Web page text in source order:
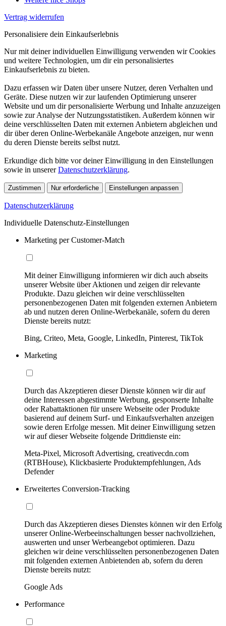
Vertrag widerrufen
Personalisiere dein Einkaufserlebnis
Nur mit deiner individuellen Einwilligung verwenden wir Cookies
und weitere Technologien, um dir ein personalisiertes
Einkaufserlebnis zu bieten.
Dazu erfassen wir Daten über unsere Nutzer, deren Verhalten und
Geräte. Diese nutzen wir zur laufenden Optimierung unserer
Website und um dir personalisierte Werbung und Inhalte anzuzeigen
sowie zur Analyse der Nutzungsstatistiken. Außerdem können wir
deine verschlüsselten Daten mit externen Anbietern abgleichen und
dir über deren Online-Werbekanäle Angebote anzeigen, nur wenn
du deren Dienste bereits selbst nutzt.
Erkundige dich bitte vor deiner Einwilligung in den Einstellungen
sowie in unsererDatenschutzerklärung.
Zustimmen Nur erforderliche Einstellungen anpassen
Datenschutzerklärung
Individuelle Datenschutz-Einstellungen
Marketing per Customer-Match
Mit deiner Einwilligung informieren wir dich auch abseits
unserer Website über Aktionen und zeigen dir relevante
Produkte. Dazu gleichen wir deine verschlüsselten
personenbezogenen Daten mit folgenden externen Anbietern
ab und nutzen deren Online-Werbekanäle, sofern du deren
Dienste bereits nutzt:
Bing, Criteo, Meta, Google, LinkedIn, Pinterest, TikTok
Marketing
Durch das Akzeptieren dieser Dienste können wir dir auf
deine Interessen abgestimmte Werbung, gesponserte Inhalte
oder Rabattaktionen für unsere Webseite oder Produkte
basierend auf deinem Surf- und Einkaufsverhalten anzeigen
sowie deren Erfolge messen. Mit deiner Einwilligung setzen
wir auf dieser Webseite folgende Drittdienste ein:
Meta-Pixel, Microsoft Advertising, creativecdn.com
(RTBHouse), Klickbasierte Produktempfehlungen, Ads
Defender
Erweitertes Conversion-Tracking
Durch das Akzeptieren dieses Dienstes können wir den Erfolg
unserer Online-Werbeeinschaltungen besser nachvollziehen,
auswerten und unser Werbeangebot optimieren. Dazu
gleichen wir deine verschlüsselten personenbezogenen Daten
mit folgenden externen Anbietenden ab, sofern du deren
Dienste bereits nutzt:
Google Ads
Performance